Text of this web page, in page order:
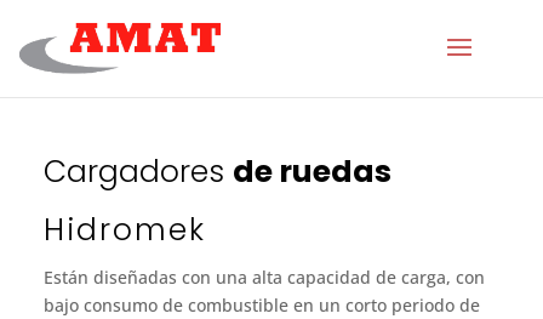
Cargadores de ruedas
Hidromek
Están diseñadas con una alta capacidad de carga, con
bajo consumo de combustible en un corto periodo de